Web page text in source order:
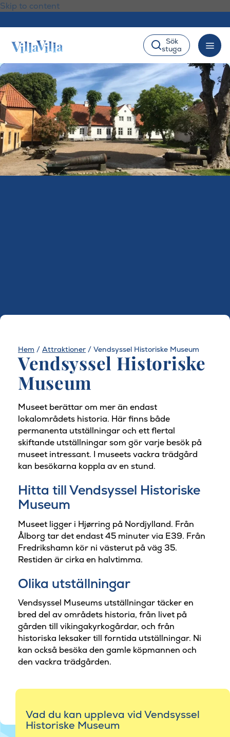
Skip to content
Sök
stuga
Hem / Attraktioner / Vendsyssel Historiske Museum
Vendsyssel Historiske
Museum
Museet berättar om mer än endast
lokalområdets historia. Här finns både
permanenta utställningar och ett flertal
skiftande utställningar som gör varje besök på
museet intressant. I museets vackra trädgård
kan besökarna koppla av en stund.
Hitta till Vendsyssel Historiske
Museum
Museet ligger i Hjørring på Nordjylland. Från
Ålborg tar det endast 45 minuter via E39. Från
Fredrikshamn kör ni västerut på väg 35.
Restiden är cirka en halvtimma.
Olika utställningar
Vendsyssel Museums utställningar täcker en
bred del av områdets historia, från livet på
gården till vikingakyrkogårdar, och från
historiska leksaker till forntida utställningar. Ni
kan också besöka den gamle köpmannen och
den vackra trädgården.
Vad du kan uppleva vid Vendsyssel
Historiske Museum